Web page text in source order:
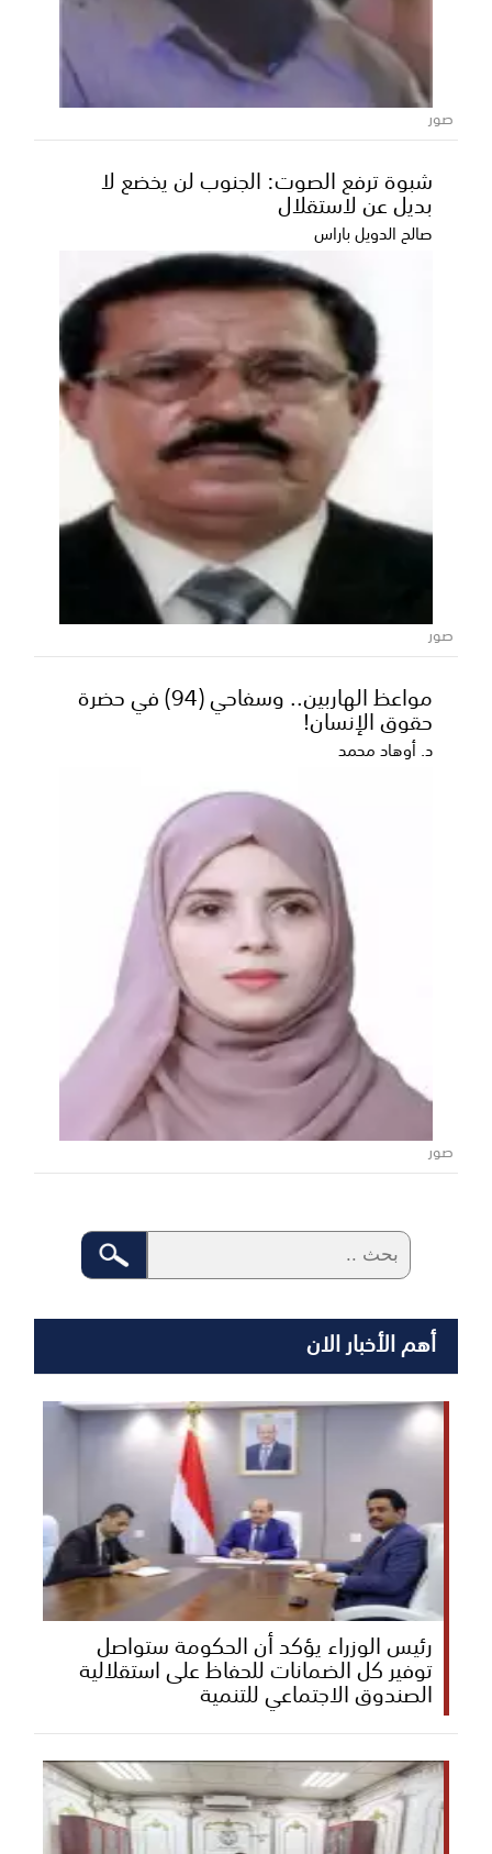
البرنامج السعودي» يدعم استقرار التعليم
باليمن ويُمكِّن أكثر من 18 ألف فتاة ريفية
من مواصلة التعليم
في إطار الدعم التنموي المستمر الذي تقدمه المملكة
العربية السعودية لليمن،؛ أعلن البرنامج السعودي لتنم...
مشاريع المياه لـ«البرنامج السعودي».. أثر
تنموي يلامس حياة المواطن اليمني ويدعم
استقراره المعيشي
تواصل المملكة العربية السعودية، عبر ذراعها التنموي
والإنساني البرنامج السعودي لتنمية وإعمار اليمن، ت...
صور
شبوة ترفع الصوت: الجنوب لن يخضع لا
بديل عن لاستقلال
صالح الدويل باراس
صور
مواعظ الهاربين.. وسفاحي (94) في حضرة
حقوق الإنسان!
د. أوهاد محمد
صور
أهم الأخبار الان
رئيس الوزراء يؤكد أن الحكومة ستواصل
توفير كل الضمانات للحفاظ على استقلالية
الصندوق الاجتماعي للتنمية